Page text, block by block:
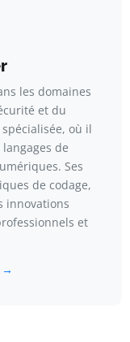
les domaines
et du
où il
de
Ses
de codage,
innovations
et
→